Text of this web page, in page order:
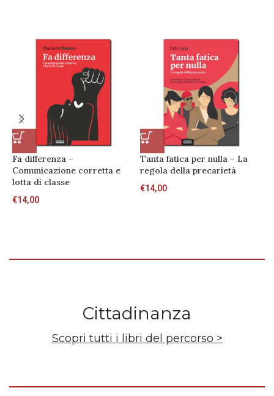
Fa differenza –
Comunicazione corretta e
lotta di classe
€14,00
Tanta fatica per nulla – La
regola della precarietà
€14,00
Cittadinanza
Scopri tutti i libri del percorso >